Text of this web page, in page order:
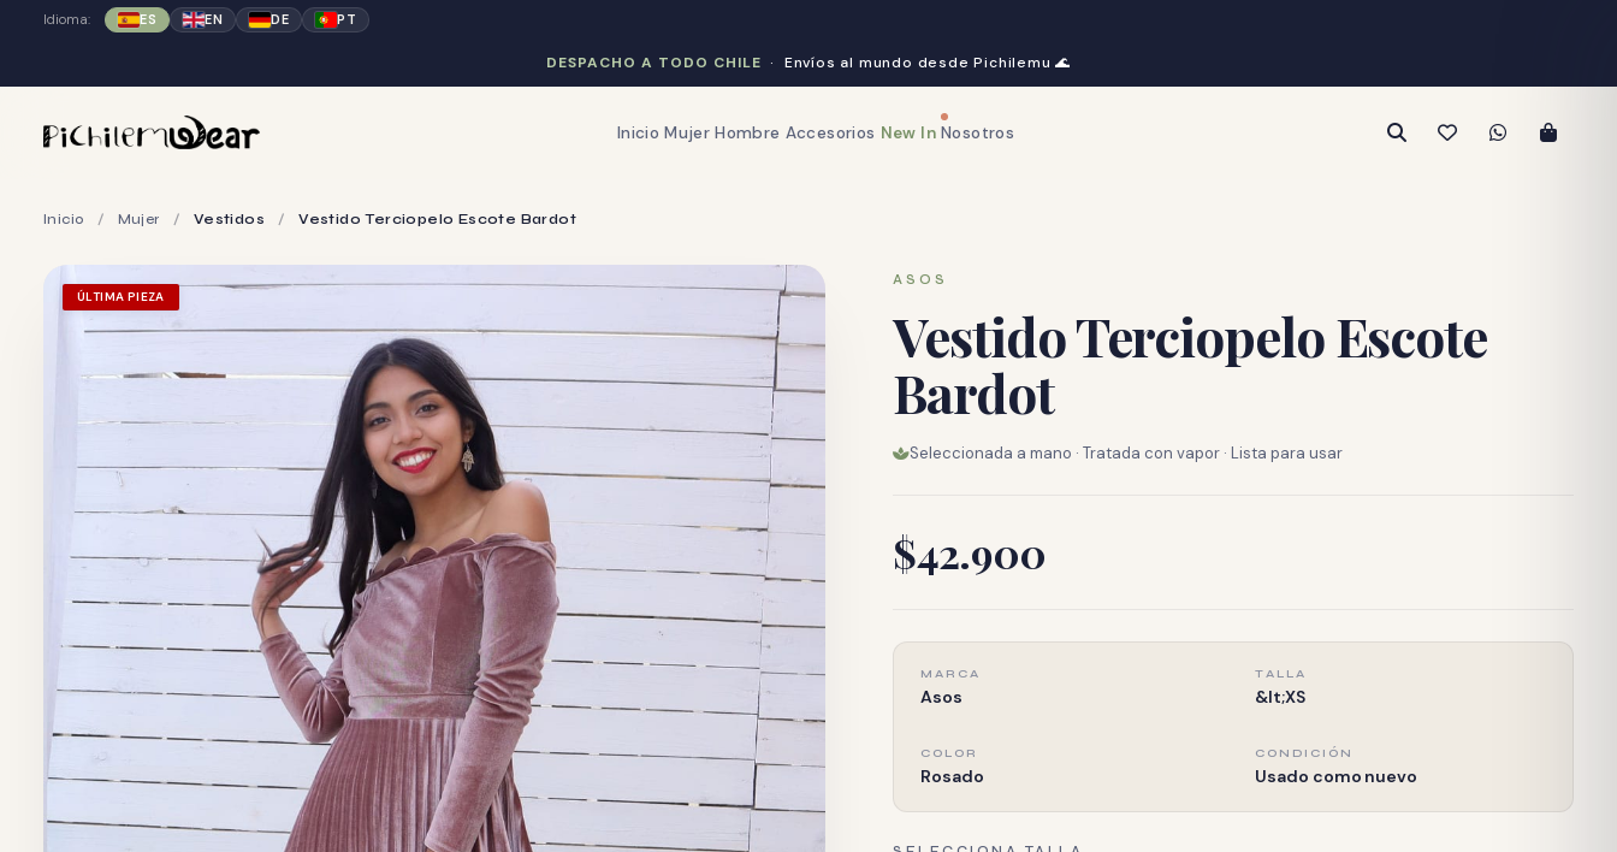
Idioma: ES EN DE PT
DESPACHO A TODO CHILE · Envíos al mundo desde Pichilemu🌊
Inicio Mujer Hombre Accesorios New In Nosotros
Inicio / Mujer / Vestidos / Vestido Terciopelo Escote Bardot
ÚLTIMA PIEZA
ASOS
Vestido Terciopelo Escote
Bardot
Seleccionada a mano · Tratada con vapor · Lista para usar
$42.900
MARCA
Asos
TALLA
&lt;XS
COLOR
Rosado
CONDICIÓN
Usado como nuevo